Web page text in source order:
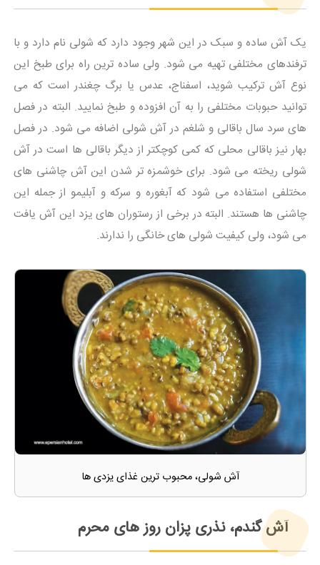
یک آش ساده و سبک در این شهر وجود دارد که شولی نام دارد و با
ترفندهای مختلفی تهیه می شود. ولی ساده ترین راه برای طبخ این
نوع آش ترکیب شوید، اسفناج، عدس یا برگ چغندر است که می
توانید حبوبات مختلفی را به آن افزوده و طبخ نمایید. البته در فصل
های سرد سال باقالی و شلغم در آش شولی اضافه می شود. در فصل
بهار نیز باقالی محلی که کمی کوچکتر از دیگر باقالی ها است در آش
شولی ریخته می شود. برای خوشمزه تر شدن این آش چاشنی های
مختلفی استفاده می شود که آبغوره و سرکه و آبلیمو از جمله این
چاشنی ها هستند. البته در برخی از رستوران های یزد این آش یافت
می شود، ولی کیفیت شولی های خانگی را ندارند.
آش شولی، محبوب ترین غذای یزدی ها
آش گندم، نذری پزان روز های محرم